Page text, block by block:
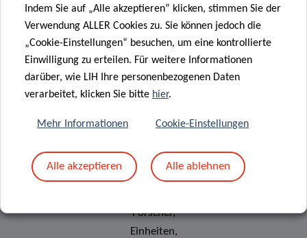
FORSCHUNGSPORTAL
Das LIH-
Forschungsportal
bietet Ihnen
die
Informationen
über alle
Forscher,
Einheiten,
Indem Sie auf „Alle akzeptieren“ klicken, stimmen Sie der
Verwendung ALLER Cookies zu. Sie können jedoch die
„Cookie-Einstellungen“ besuchen, um eine kontrollierte
Einwilligung zu erteilen. Für weitere Informationen
darüber, wie LIH Ihre personenbezogenen Daten
verarbeitet, klicken Sie bitte hier.
Mehr Informationen Cookie-Einstellungen
Alle akzeptieren Alle ablehnen